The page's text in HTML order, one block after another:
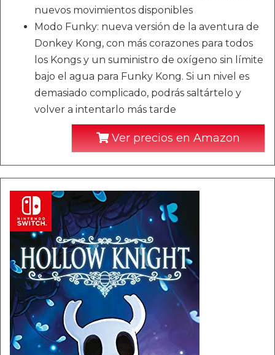
nuevos movimientos disponibles
Modo Funky: nueva versión de la aventura de
Donkey Kong, con más corazones para todos
los Kongs y un suministro de oxígeno sin límite
bajo el agua para Funky Kong. Si un nivel es
demasiado complicado, podrás saltártelo y
volver a intentarlo más tarde
Ver precios en Amazon